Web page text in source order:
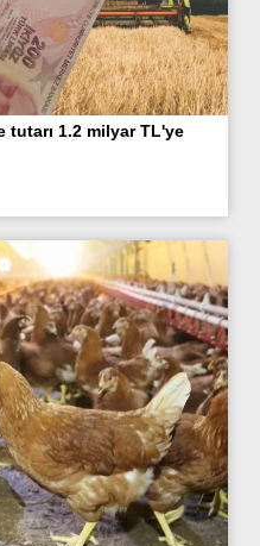
tutarı 1.2 milyar TL'ye